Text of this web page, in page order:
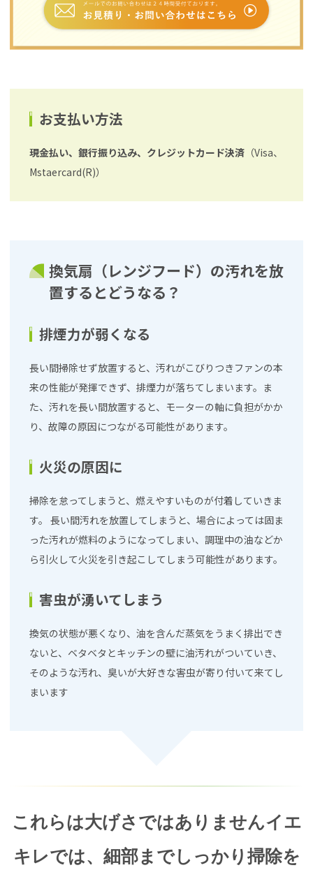
お支払い方法
現金払い、銀行振り込み、クレジットカード決済 （Visa、
Mstaercard(R)）
換気扇（レンジフード）の汚れを放
置するとどうなる？
排煙力が弱くなる
長い間掃除せず放置すると、汚れがこびりつきファンの本
来の性能が発揮できず、排煙力が落ちてしまいます。ま
た、汚れを長い間放置すると、モーターの軸に負担がかか
り、故障の原因につながる可能性があります。
火災の原因に
掃除を怠ってしまうと、燃えやすいものが付着していきま
す。 長い間汚れを放置してしまうと、場合によっては固ま
った汚れが燃料のようになってしまい、調理中の油などか
ら引火して火災を引き起こしてしまう可能性があります。
害虫が湧いてしまう
換気の状態が悪くなり、油を含んだ蒸気をうまく排出でき
ないと、ベタベタとキッチンの壁に油汚れがついていき、
そのような汚れ、臭いが大好きな害虫が寄り付いて来てし
まいます
これらは大げさではありませんイエ
キレでは、細部までしっかり掃除を